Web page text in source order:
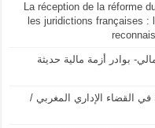
La réception de la réforme
les juridictions françaises :
بوادر أزمة مالية حديثة
القضاء الإداري المغربي /